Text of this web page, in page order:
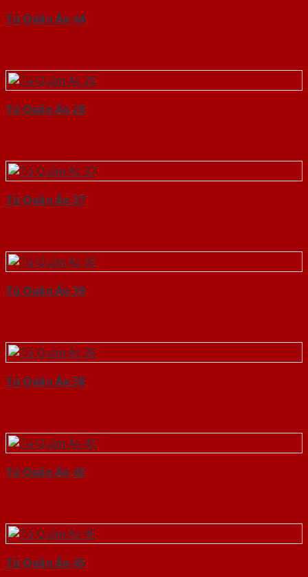
Tủ Quần Áo 44
Tủ Quần Áo 28
Tủ Quần Áo 37
Tủ Quần Áo 39
Tủ Quần Áo 38
Tủ Quần Áo 43
Tủ Quần Áo 45